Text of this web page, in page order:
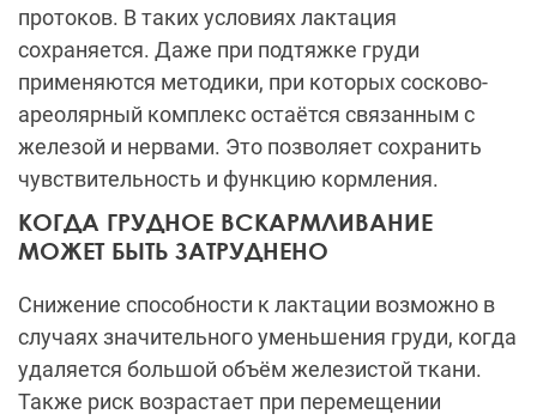
протоков. В таких условиях лактация
сохраняется. Даже при подтяжке груди
применяются методики, при которых сосково-
ареолярный комплекс остаётся связанным с
железой и нервами. Это позволяет сохранить
чувствительность и функцию кормления.
КОГДА ГРУДНОЕ ВСКАРМЛИВАНИЕ
МОЖЕТ БЫТЬ ЗАТРУДНЕНО
Снижение способности к лактации возможно в
случаях значительного уменьшения груди, когда
удаляется большой объём железистой ткани.
Также риск возрастает при перемещении